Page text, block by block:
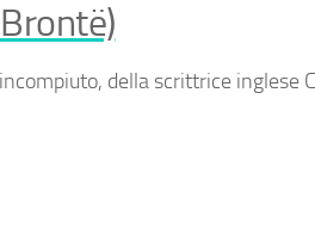
della scrittrice inglese